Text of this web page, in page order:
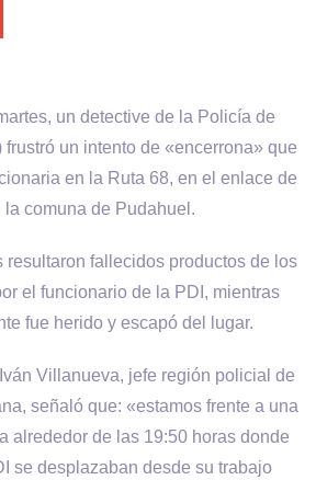
un detective de la Policía de
frustró un intento de «encerrona» que
en la Ruta 68, en el enlace de
comuna de Pudahuel.
resultaron fallecidos productos de los
el funcionario de la PDI, mientras
fue herido y escapó del lugar.
Villanueva, jefe región policial de
señaló que: «estamos frente a una
alrededor de las 19:50 horas donde
se desplazaban desde su trabajo